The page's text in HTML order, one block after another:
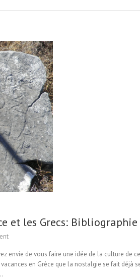
et les Grecs: Bibliographie
envie de vous faire une idée de la culture de
en Grèce que la nostalgie se fait déjà